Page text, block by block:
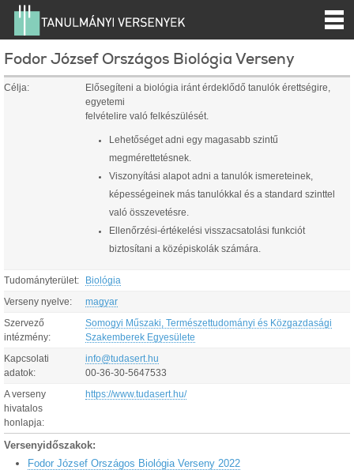
Fodor József Országos Biológia Verseny
Célja:
Elősegíteni a biológia iránt érdeklődő tanulók érettségire,
egyetemi
felvételire való felkészülését.
Lehetőséget adni egy magasabb szintű
megmérettetésnek.
Viszonyítási alapot adni a tanulók ismereteinek,
képességeinek más tanulókkal és a standard szinttel
való összevetésre.
Ellenőrzési-értékelési visszacsatolási funkciót
biztosítani a középiskolák számára.
Tudományterület: Biológia
Verseny nyelve: magyar
Szervező
intézmény:
Somogyi Műszaki, Természettudományi és Közgazdasági
Szakemberek Egyesülete
Kapcsolati
adatok:
info@tudasert.hu
00-36-30-5647533
A verseny
hivatalos
honlapja:
https://www.tudasert.hu/
Versenyidőszakok:
Fodor József Országos Biológia Verseny 2022